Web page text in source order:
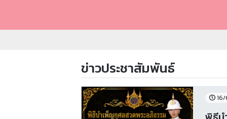
ข่าวประชาสัมพันธ์
16/